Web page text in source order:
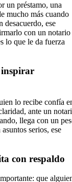
un préstamo, una
mucho más cuando
desacuerdo, ese
con un notario
lo que le da fuerza
inspirar
lo recibe confía
ante un
llega con un
serios, ese
con respaldo
que